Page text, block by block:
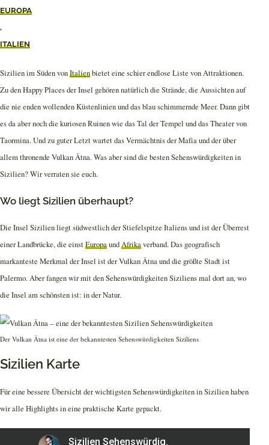
EUROPA
,
ITALIEN
Sizilien im Süden vonItalienbietet eine schier endlose Liste von Attraktionen.
Zu den Happy Places der Insel gehören natürlich die Strände, die Aussichten auf
die nie enden wollenden Küstenlinien und das blau schimmernde Meer. Dann gibt
es da aber noch die kuriosen Ruinen wie das Tal der Tempel und das Theater von
Taormina. Und zu guter Letzt wartet das Vermächtnis der Mafia und der über
allem thronende Vulkan Ätna. Was aber sind die besten Sehenswürdigkeiten in
Sizilien? Wir verraten sie euch.
Wo liegt Sizilien überhaupt?
Die Insel Sizilien liegt südwestlich der Stiefelspitze Italiens und ist der Überrest
einer Landbrücke, die einstEuropaundAfrikaverband. Das geografisch
markanteste Merkmal der Insel ist der Vulkan Ätna und die größte Stadt ist
Palermo. Aber fangen wir mit den Sehenswürdigkeiten Siziliens mal dort an, wo
die Insel am schönsten ist: in der Natur.
Der Vulkan Ätna ist eine der bekanntesten Sehenswürdigkeiten Siziliens
Sizilien Karte
Für eine bessere Übersicht der wichtigsten Sehenswürdigkeiten in Sizilien haben
wir alle Highlights in eine praktische Karte gepackt.